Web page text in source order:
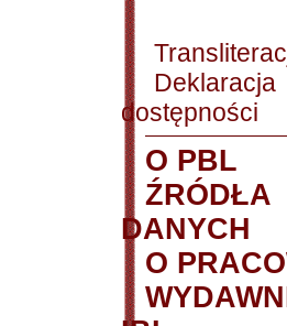
Deklaracja
dostępności
O PBL
ŹRÓDŁA
DANYCH
O